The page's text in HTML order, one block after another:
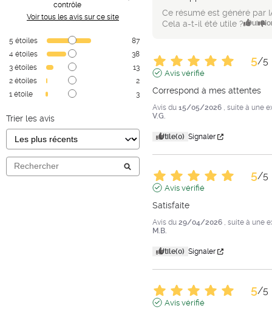
contrôle
Voir tous les avis sur ce site
5 étoiles
87
4 étoiles
38
3 étoiles
13
2 étoiles
2
1 étoile 3
Trier les avis
Ce résumé est généré par
Cela a-t-il été utile ? Oui
5/5
Avis vérifié
Correspond à mes attentes
Avis du 15/05/2026 , suite à une
V.G.
Utile(0) Signaler
5/5
Avis vérifié
Satisfaite
Avis du 29/04/2026 , suite à une
M.B.
Utile(0) Signaler
5/5
Avis vérifié